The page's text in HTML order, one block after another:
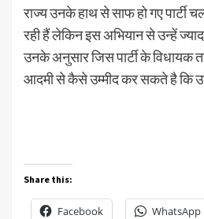
राज्य उनके हाथ से साफ हो गए पार्टी
रही हैं लेकिन इस अभियान से उन्हें
उनके अनुसार जिस पार्टी के विधायक
आदमी से कैसे उम्मीद कर सकते है कि
Share this:
Facebook WhatsApp